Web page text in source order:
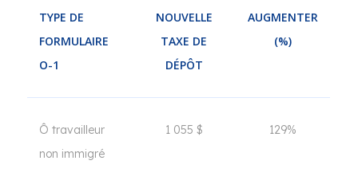
TYPE DE
FORMULAIRE
O-1
NOUVELLE
TAXE DE
DÉPÔT
AUGMENTER
(%)
Ô travailleur
non immigré
1 055 $ 129%